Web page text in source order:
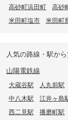
高砂町浜田町
高砂
米田町塩市
米田町
人気の路線・駅か
山陽電鉄線
大蔵谷駅 人丸前駅
中八木駅
江井ヶ島
西二見駅
播磨町駅